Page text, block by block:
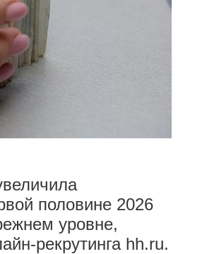
половине 2026
уровне,
рекрутинга hh.ru.